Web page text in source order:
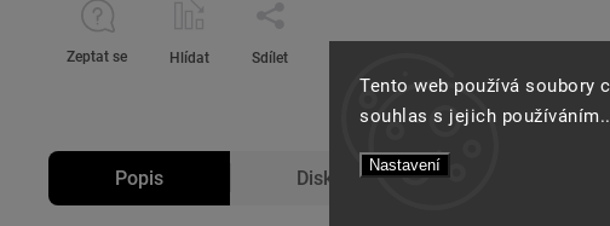
Tento web používá soubory
souhlas s jejich
Nastavení
Zeptat se Hlídat Sdílet
Popis Diskuze